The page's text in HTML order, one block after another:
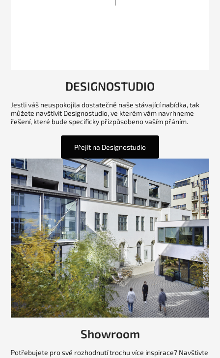
DESIGNOSTUDIO
Jestli váš neuspokojila dostatečně naše stávající nabídka, tak
můžete navštívit Designostudio, ve kterém vám navrhneme
řešení, které bude specificky přizpůsobeno vaším přáním.
Přejít na Designostudio
Showroom
Potřebujete pro své rozhodnutí trochu více inspirace? Navštivte